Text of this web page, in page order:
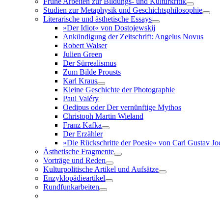
Studien zur Metaphysik und Geschichtsphilosophie
Literarische und ästhetische Essays
»Der Idiot« von Dostojewskij
Ankündigung der Zeitschrift: Angelus Novus
Robert Walser
Julien Green
Der Sürrealismus
Zum Bilde Prousts
Karl Kraus
Kleine Geschichte der Photographie
Paul Valéry
Oedipus oder Der vernünftige Mythos
Christoph Martin Wieland
Franz Kafka
Der Erzähler
»Die Rückschritte der Poesie« von Carl Gustav
Ästhetische Fragmente
Vorträge und Reden
Kulturpolitische Artikel und Aufsätze
Enzyklopädieartikel
Rundfunkarbeiten